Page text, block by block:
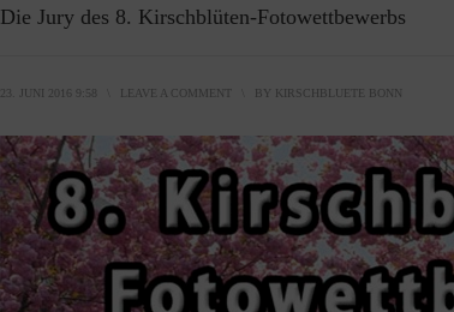
Die Jury des 8. Kirschblüten-Fotowettbewerbs
23. JUNI 2016 9:58 LEAVE A COMMENT BY KIRSCHBLUETE BONN